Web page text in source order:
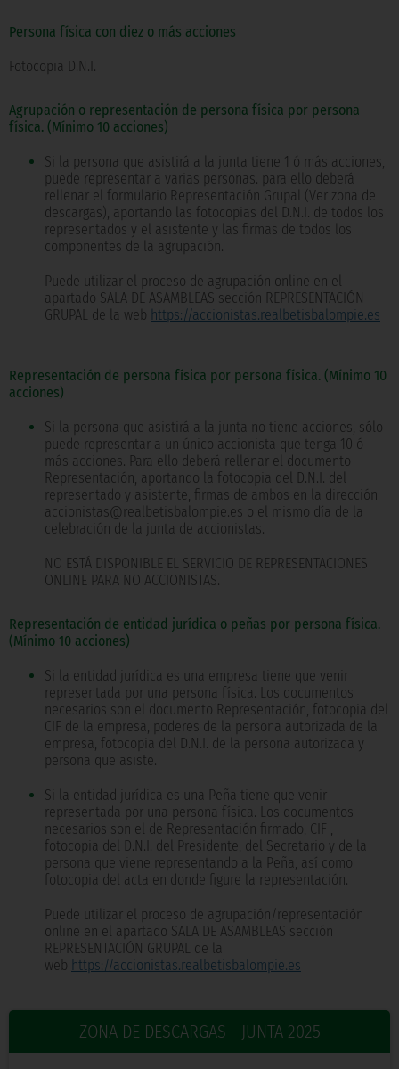
Persona física con diez o más acciones
Fotocopia D.N.I.
Agrupación o representación de persona física por persona
física. (Mínimo 10 acciones)
Si la persona que asistirá a la junta tiene 1 ó más acciones,
puede representar a varias personas. para ello deberá
rellenar el formulario Representación Grupal (Ver zona de
descargas), aportando las fotocopias del D.N.I. de todos los
representados y el asistente y las firmas de todos los
componentes de la agrupación.
Puede utilizar el proceso de agrupación online en el
apartado SALA DE ASAMBLEAS sección REPRESENTACIÓN
GRUPAL de la web https://accionistas.realbetisbalompie.es
Representación de persona física por persona física. (Mínimo 10
acciones)
Si la persona que asistirá a la junta no tiene acciones, sólo
puede representar a un único accionista que tenga 10 ó
más acciones. Para ello deberá rellenar el documento
Representación, aportando la fotocopia del D.N.I. del
representado y asistente, firmas de ambos en la dirección
accionistas@realbetisbalompie.es o el mismo día de la
celebración de la junta de accionistas.
NO ESTÁ DISPONIBLE EL SERVICIO DE REPRESENTACIONES
ONLINE PARA NO ACCIONISTAS.
Representación de entidad jurídica o peñas por persona física.
(Mínimo 10 acciones)
Si la entidad jurídica es una empresa tiene que venir
representada por una persona física. Los documentos
necesarios son el documento Representación, fotocopia del
CIF de la empresa, poderes de la persona autorizada de la
empresa, fotocopia del D.N.I. de la persona autorizada y
persona que asiste.
Si la entidad jurídica es una Peña tiene que venir
representada por una persona física. Los documentos
necesarios son el de Representación firmado, CIF ,
fotocopia del D.N.I. del Presidente, del Secretario y de la
persona que viene representando a la Peña, así como
fotocopia del acta en donde figure la representación.
Puede utilizar el proceso de agrupación/representación
online en el apartado SALA DE ASAMBLEAS sección
REPRESENTACIÓN GRUPAL de la
web https://accionistas.realbetisbalompie.es
ZONA DE DESCARGAS - JUNTA 2025